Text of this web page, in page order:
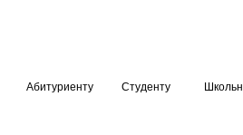
Абитуриенту Студенту